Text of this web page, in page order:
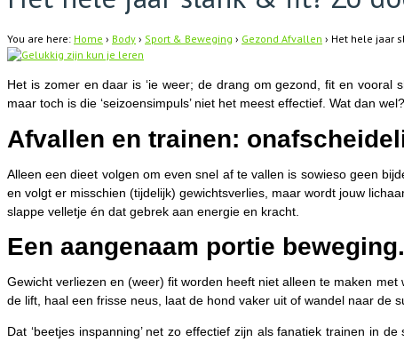
You are here: Home › Body › Sport & Beweging › Gezond Afvallen › Het hele jaar
Het is zomer en daar is ‘ie weer; de drang om gezond, fit en
maar toch is die ‘seizoensimpuls’ niet het meest effectief. Wat dan wel?
Afvallen en trainen:
Alleen een dieet volgen om even snel af te vallen is sowieso geen
en volgt er misschien (tijdelijk) gewichtsverlies, maar wordt jouw
slappe velletje én dat gebrek aan energie en kracht.
Een aangenaam portie
Gewicht verliezen en (weer) fit worden heeft niet alleen te maken
de lift, haal een frisse neus, laat de hond vaker uit of wandel naar de
Dat ‘beetjes inspanning’ net zo effectief zijn als fanatiek trainen in